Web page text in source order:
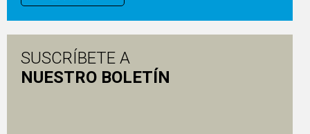
SUSCRÍBETE A
NUESTRO BOLETÍN